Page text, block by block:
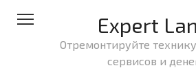
Expert
Отремонтируйте
сервисов и